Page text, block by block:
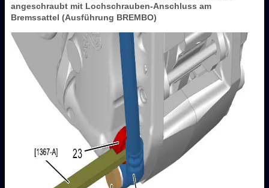
angeschraubt mit Lochschrauben-Anschluss am
Bremssattel (Ausführung BREMBO)